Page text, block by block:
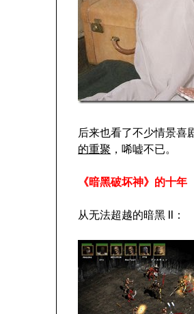
后来也看了不少情景喜
的重聚 ，唏嘘不已。
《暗黑破坏神》的十年
从无法超越的暗黑 II：